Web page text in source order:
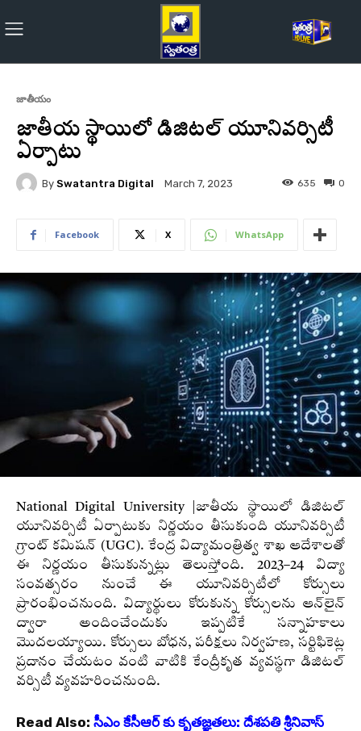
జాతీయం
జాతీయ స్థాయిలో డిజిటల్‌ యూనివర్సిటీ
ఏర్పాటు
By Swatantra Digital March 7, 2023 0
635
Facebook X WhatsApp
National Digital University |జాతీయ స్థాయిలో డిజిటల్‌
యూనివర్సిటీ ఏర్పాటుకు నిర్ణయం తీసుకుంది యూనివర్సిటీ
గ్రాంట్ కమిషన్ (UGC). కేంద్ర విద్యామంత్రిత్వ శాఖ ఆదేశాలతో
ఈ నిర్ణయం తీసుకున్నట్లు తెలుస్తోంది. 2023–24 విద్యా
సంవత్సరం నుంచే ఈ యూనివర్సిటీలో కోర్సులు
ప్రారంభించనుంది. విద్యార్థులు కోరుకున్న కోర్సులను ఆన్‌లైన్‌
ద్వారా అందించేందుకు ఇప్పటికే సన్నాహకాలు
మొదలయ్యాయి. కోర్సులు బోధన, పరీక్షలు నిర్వహణ, సర్టిఫికెట్ల
ప్రదానం చేయటం వంటి వాటికి కేంద్రీకృత వ్యవస్థగా డిజిటల్‌
వర్సిటీ వ్యవహరించనుంది.
Read Also: సీఎం కేసీఆర్ కు కృతజ్ఞతలు: దేశపతి శ్రీనివాస్‌